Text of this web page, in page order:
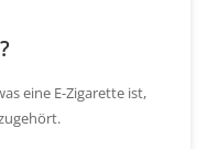
eine E-Zigarette ist,